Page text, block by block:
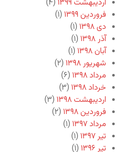
اردیبهشت ۱۳۹۹
(۴)
فروردین ۱۳۹۹
(۱)
دی ۱۳۹۸
(۱)
آذر ۱۳۹۸
(۱)
آبان ۱۳۹۸
(۱)
شهریور ۱۳۹۸
(۲)
مرداد ۱۳۹۸
(۶)
خرداد ۱۳۹۸
(۳)
اردیبهشت ۱۳۹۸
(۳)
فروردین ۱۳۹۸
(۲)
مرداد ۱۳۹۷
(۱)
تیر ۱۳۹۷
(۱)
تیر ۱۳۹۶
(۱)